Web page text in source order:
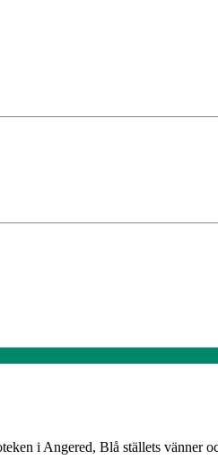
i Angered, Blå ställets vänner